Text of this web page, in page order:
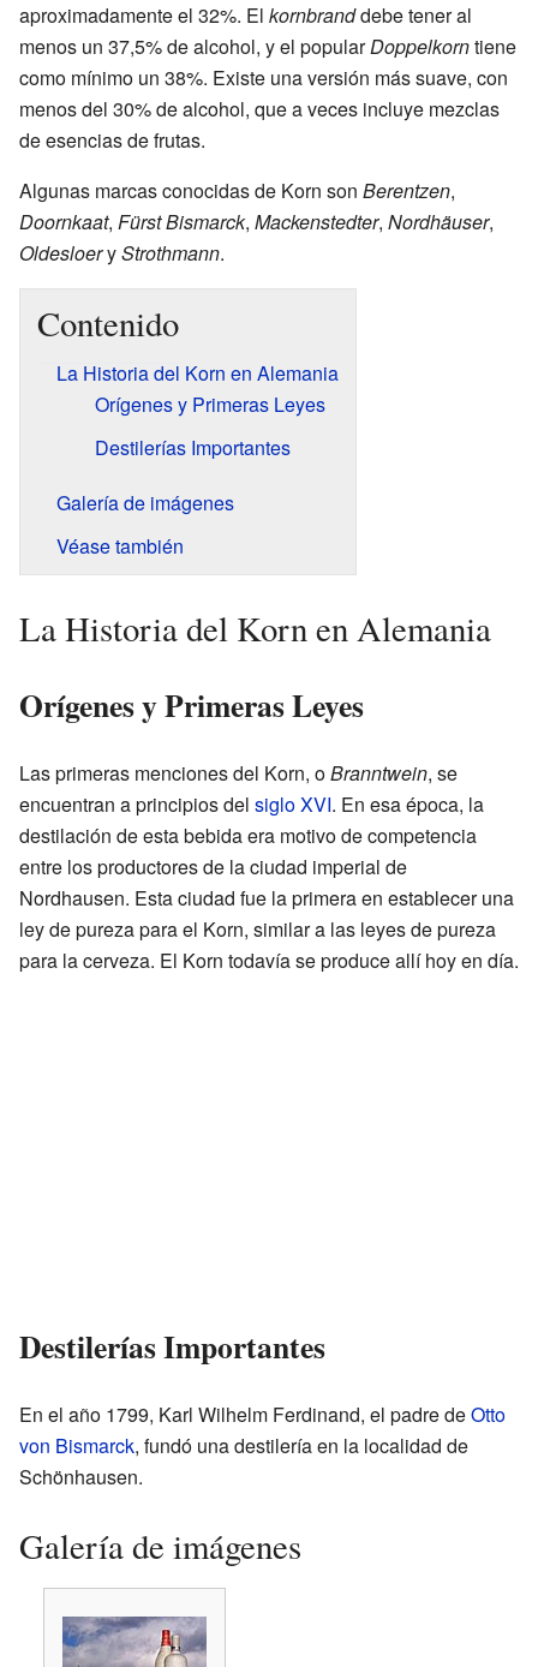
aproximadamente el 32%. El kornbranddebe tener al
menos un 37,5% de alcohol, y el popularDoppelkorntiene
como mínimo un 38%. Existe una versión más suave, con
menos del 30% de alcohol, que a veces incluye mezclas
de esencias de frutas.
Algunas marcas conocidas de Korn son Berentzen,
Doornkaat, Fürst Bismarck, Mackenstedter, Nordhäuser,
OldesloeryStrothmann.
Contenido
La Historia del Korn en Alemania
Orígenes y Primeras Leyes
Destilerías Importantes
Galería de imágenes
Véase también
La Historia del Korn en Alemania
Orígenes y Primeras Leyes
Las primeras menciones del Korn, oBranntwein, se
encuentran a principios del siglo XVI. En esa época, la
destilación de esta bebida era motivo de competencia
entre los productores de la ciudad imperial de
Nordhausen. Esta ciudad fue la primera en establecer una
ley de pureza para el Korn, similar a las leyes de pureza
para la cerveza. El Korn todavía se produce allí hoy en día.
Destilerías Importantes
En el año 1799, Karl Wilhelm Ferdinand, el padre deOtto
von Bismarck, fundó una destilería en la localidad de
Schönhausen.
Galería de imágenes